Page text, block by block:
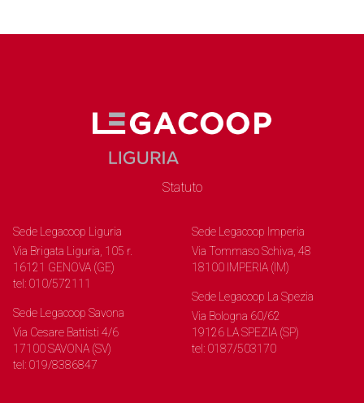
Statuto
Sede Legacoop Liguria
Via Brigata Liguria, 105 r.
16121 GENOVA (GE)
tel: 010/572111
Sede Legacoop Savona
Via Cesare Battisti 4/6
17100 SAVONA (SV)
tel: 019/8386847
Sede Legacoop Imperia
Via Tommaso Schiva, 48
18100 IMPERIA (IM)
Sede Legacoop La Spezia
Via Bologna 60/62
19126 LA SPEZIA (SP)
tel: 0187/503170